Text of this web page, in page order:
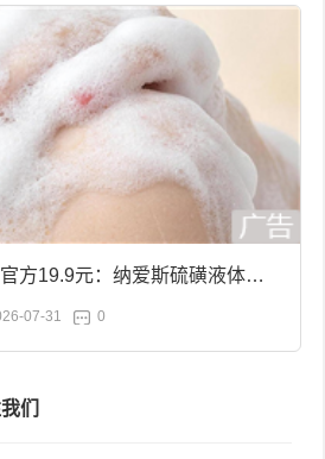
方19.9元：纳爱斯硫磺液体香
大促
07-31 0
们